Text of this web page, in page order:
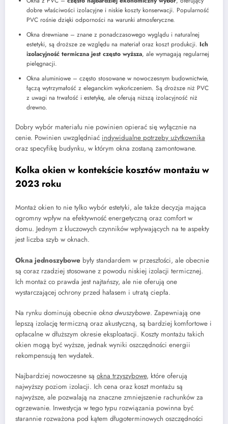
dobre właściwości izolacyjne i niskie koszty konserwacji. Popularność
PVC rośnie dzięki odporności na warunki atmosferyczne.
Okna drewniane – znane z ponadczasowego wyglądu i naturalnej
estetyki, są droższe ze względu na materiał oraz koszt produkcji. Ich
izolacyjność termiczna jest często wyższa, ale wymagają regularnej
pielęgnacji.
Okna aluminiowe – często stosowane w nowoczesnym budownictwie,
łączą wytrzymałość z eleganckim wykończeniem. Są droższe niż PVC
z uwagi na trwałość i estetykę, ale oferują niższą izolacyjność niż
drewno.
Dobry wybór materiału nie powinien opierać się wyłącznie na
cenie. Powinien uwzględniać indywidualne potrzeby użytkownika
oraz specyfikę budynku, w którym okna zostaną zamontowane.
Kolka okien w kontekście kosztów montażu w
2023 roku
Montaż okien to nie tylko wybór estetyki, ale także decyzja mająca
ogromny wpływ na efektywność energetyczną oraz comfort w
domu. Jednym z kluczowych czynników wpływających na te aspekty
jest liczba szyb w oknach.
Okna jednoszybowe były standardem w przeszłości, ale obecnie
są coraz rzadziej stosowane z powodu niskiej izolacji termicznej.
Ich montaż co prawda jest najtańszy, ale nie oferują one
wystarczającej ochrony przed hałasem i utratą ciepła.
Na rynku dominują obecnie okna dwuszybowe. Zapewniają one
lepszą izolację termiczną oraz akustyczną, są bardziej komfortowe i
opłacalne w dłuższym okresie eksploatacji. Koszty montażu takich
okien mogą być wyższe, jednak wyniki oszczędności energii
rekompensują ten wydatek.
Najbardziej nowoczesne są okna trzyszybowe, które oferują
najwyższy poziom izolacji. Ich cena oraz koszt montażu są
najwyższe, ale pozwalają na znaczne zmniejszenie rachunków za
ogrzewanie. Inwestycja w tego typu rozwiązania powinna być
starannie rozważona pod kątem długoterminowych oszczędności